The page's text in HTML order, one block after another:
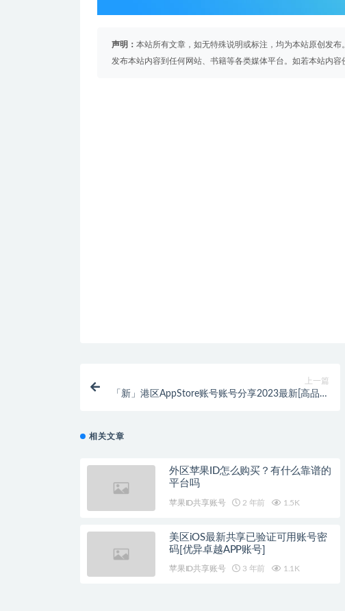
声明： 本站所有文章，如无特殊说明或标注，均为本站原创发
发布本站内容到任何网站、书籍等各类媒体平台。如若本站内
上一篇
「新」港区AppStore账号账号分享2023最新[高品质
相关文章
外区苹果ID怎么购买？有什么靠谱的
平台吗
苹果ID共享账号 2 年前 1.5K
美区iOS最新共享已验证可用账号密
码[优异卓越APP账号]
苹果ID共享账号 3 年前 1.1K